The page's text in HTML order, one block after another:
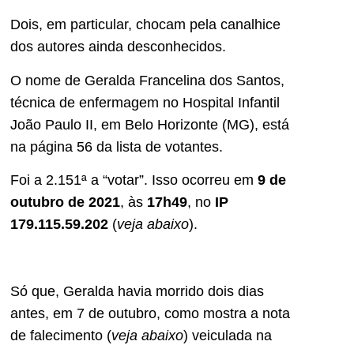
Dois, em particular, chocam pela canalhice
dos autores ainda desconhecidos.
O nome de Geralda Francelina dos Santos,
técnica de enfermagem no Hospital Infantil
João Paulo II, em Belo Horizonte (MG), está
na página 56 da lista de votantes.
Foi a 2.151ª a “votar”. Isso ocorreu em 9 de
outubro de 2021, às 17h49, no IP
179.115.59.202 (veja abaixo).
Só que, Geralda havia morrido dois dias
antes, em 7 de outubro, como mostra a nota
de falecimento (veja abaixo) veiculada na